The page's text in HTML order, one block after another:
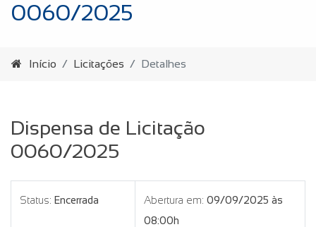
0060/2025
Início Licitações Detalhes
Dispensa de Licitação
0060/2025
Status: Encerrada Abertura em: 09/09/2025 às
08:00h